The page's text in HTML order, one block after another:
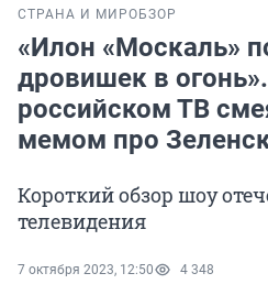
СТРАНА И МИРОБЗОР
«Илон «Москаль»
дровишек в
российском ТВ
мемом про
Короткий обзор шоу
телевидения
7 октября 2023, 12:50 4 348